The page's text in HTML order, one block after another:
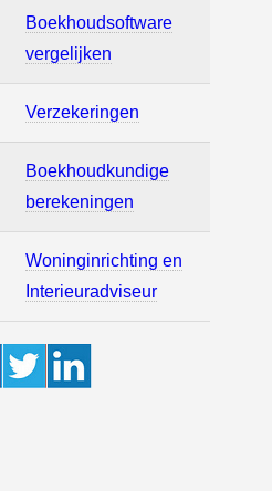
Boekhoudsoftware
vergelijken
Verzekeringen
Boekhoudkundige
berekeningen
Woninginrichting en
Interieuradviseur